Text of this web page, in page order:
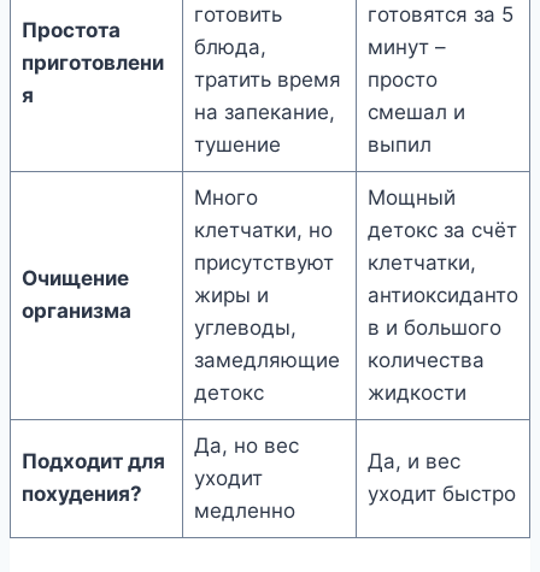
Простота
приготовлени
я
готовить
блюда,
тратить время
на запекание,
тушение
готовятся за 5
минут –
просто
смешал и
выпил
Очищение
организма
Много
клетчатки, но
присутствуют
жиры и
углеводы,
замедляющие
детокс
Мощный
детокс за счёт
клетчатки,
антиоксиданто
в и большого
количества
жидкости
Подходит для
похудения?
Да, но вес
уходит
медленно
Да, и вес
уходит быстро